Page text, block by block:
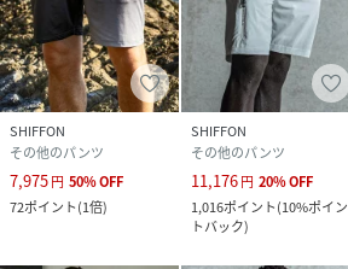
SHIFFON
その他のパンツ
7,975円 50%OFF
72ポイント(1倍)
SHIFFON
その他のパンツ
11,176円 20%OFF
1,016ポイント(10%ポイン
トバック)